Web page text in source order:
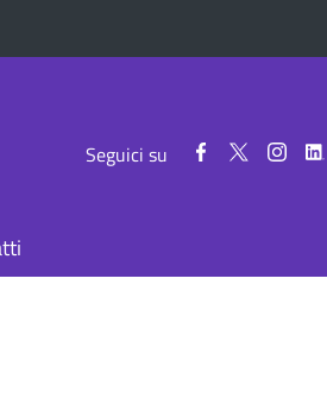
Seguici su
Seguici Seguici